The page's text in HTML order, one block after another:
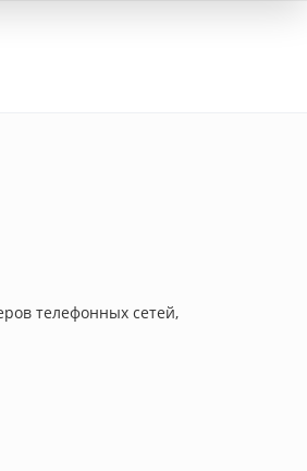
телефонных сетей,